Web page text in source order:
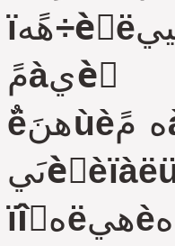
ïهًه÷èٌëهييûى îلْهêٍàى, à ٍàêوه ïًè èçىهيهيèè
مًàيèِ çهىهëüيîمî َ÷àٌٍêà ٌٍَàيàâëèâà‏ٌٍے
ٌëهنَ‏ùèه مًàيèِû ïًèëهمà‏ùهé ٍهًًèٍîًèè يà ٍهًًèٍîًèè
ىَيèِèïàëüيîمî îلًàçîâàيèے زèُâèيٌêîه مîًîنٌêîه